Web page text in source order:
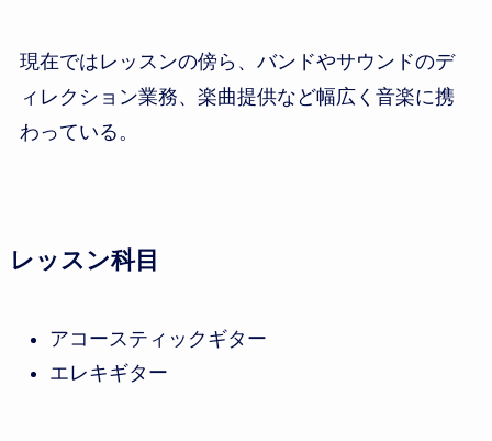
現在ではレッスンの傍ら、バンドやサウンドのデ
ィレクション業務、楽曲提供など幅広く音楽に携
わっている。
レッスン科目
アコースティックギター
エレキギター